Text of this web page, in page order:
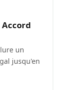
Accord
un
jusqu'en